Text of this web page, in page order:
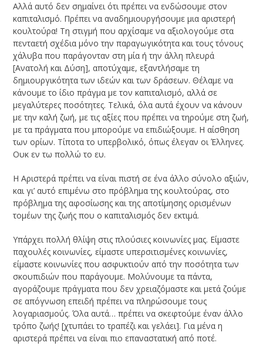
Αλλά αυτό δεν σημαίνει ότι πρέπει να ενδώσουμε στον
καπιταλισμό. Πρέπει να αναδημιουργήσουμε μια αριστερή
κουλτούρα! Τη στιγμή που αρχίσαμε να αξιολογούμε στα
πενταετή σχέδια μόνο την παραγωγικότητα και τους τόνους
χάλυβα που παράγονταν στη μία ή την άλλη πλευρά
[Ανατολή και Δύση], αποτύχαμε, εξαντλήσαμε τη
δημιουργικότητα των ιδεών και των δράσεων. Θέλαμε να
κάνουμε το ίδιο πράγμα με τον καπιταλισμό, αλλά σε
μεγαλύτερες ποσότητες. Τελικά, όλα αυτά έχουν να κάνουν
με την καλή ζωή, με τις αξίες που πρέπει να τηρούμε στη ζωή,
με τα πράγματα που μπορούμε να επιδιώξουμε. Η αίσθηση
των ορίων. Τίποτα το υπερβολικό, όπως έλεγαν οι Έλληνες.
Ουκ εν τω πολλώ το ευ.
Η Αριστερά πρέπει να είναι πιστή σε ένα άλλο σύνολο αξιών,
και γι’ αυτό επιμένω στο πρόβλημα της κουλτούρας, στο
πρόβλημα της αφοσίωσης και της αποτίμησης ορισμένων
τομέων της ζωής που ο καπιταλισμός δεν εκτιμά.
Υπάρχει πολλή θλίψη στις πλούσιες κοινωνίες μας. Είμαστε
παχουλές κοινωνίες, είμαστε υπερσιτισμένες κοινωνίες,
είμαστε κοινωνίες που ασφυκτιούν από την ποσότητα των
σκουπιδιών που παράγουμε. Μολύνουμε τα πάντα,
αγοράζουμε πράγματα που δεν χρειαζόμαστε και μετά ζούμε
σε απόγνωση επειδή πρέπει να πληρώσουμε τους
λογαριασμούς. Όλα αυτά… πρέπει να σκεφτούμε έναν άλλο
τρόπο ζωής! [χτυπάει το τραπέζι και γελάει]. Για μένα η
αριστερά πρέπει να είναι πιο επαναστατική από ποτέ.